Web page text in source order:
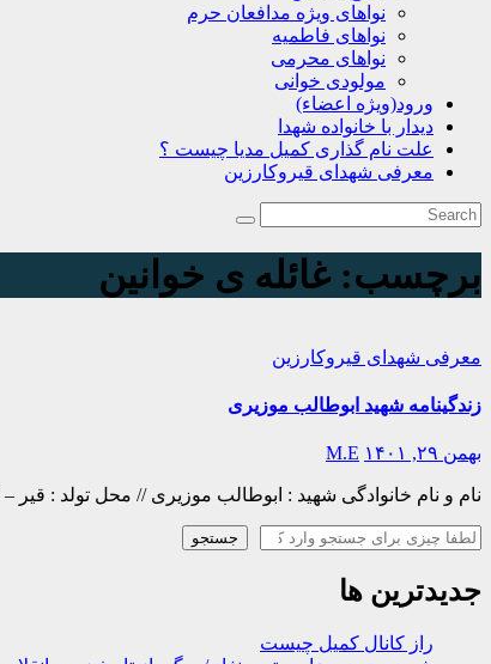
نواهای ویژه مدافعان حرم
نواهای فاطمیه
نواهای محرمی
مولودی خوانی
ورود(ویژه اعضاء)
دیدار با خانواده شهدا
علت نام گذاری کمیل مدیا چیست ؟
معرفی شهدای قیروکارزین
برچسب: غائله ی خوانین
معرفی شهدای قیروکارزین
زندگینامه شهید ابوطالب موزیری
بهمن ۲۹, ۱۴۰۱ M.E
نام و نام خانوادگی شهید : ابوطالب موزیری // محل تولد : قیر – ۱۳۳۳ عضویت : بسیجی // محل شهادت : خرمشهر – ۱۳۶۱/۰۶/۲۵ زندگینامه : در سپیده دم…
جستجو
جستجو
جدیدترین ها
راز کانال کمیل چیست